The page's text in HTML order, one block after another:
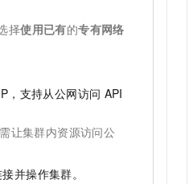
择使用已有的专有网络
，支持从公网访问 API
让集群内资源访问公
并操作集群。